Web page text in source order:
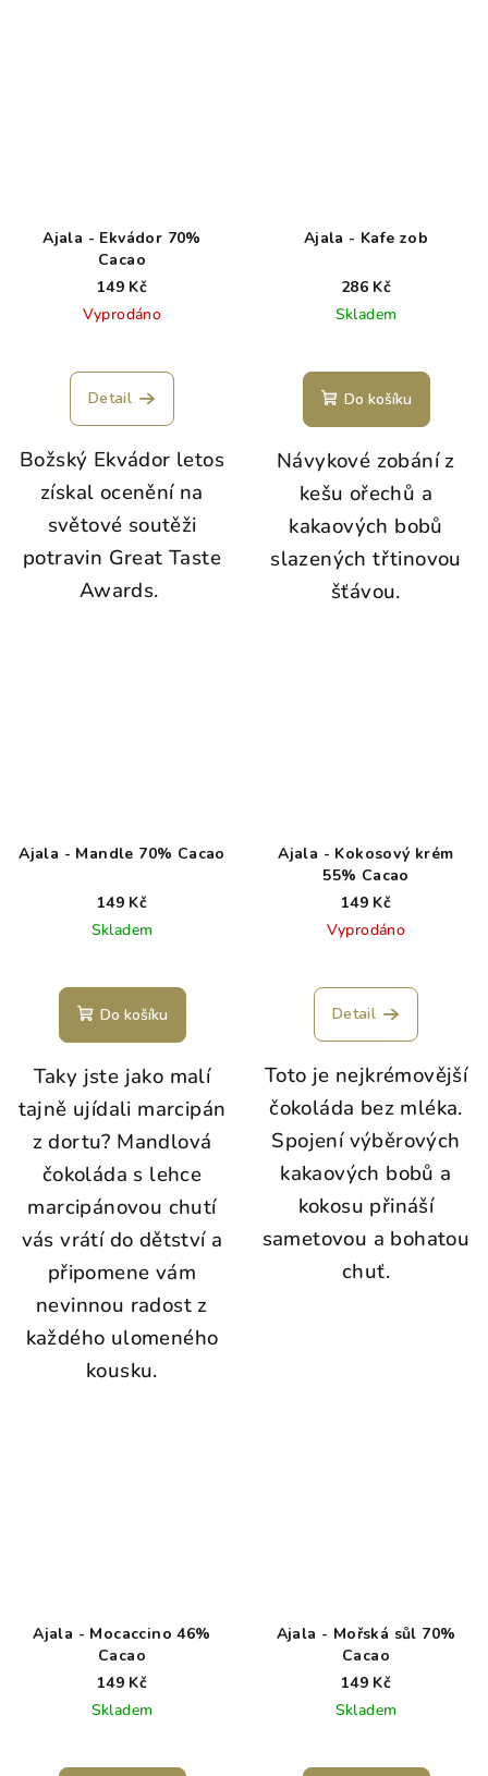
Ajala - Ekvádor 70%
Cacao
149 Kč
Vyprodáno
Detail
Božský Ekvádor letos
získal ocenění na
světové soutěži
potravin Great Taste
Awards.
Ajala - Kafe zob
286 Kč
Skladem
Do košíku
Návykové zobání z
kešu ořechů a
kakaových bobů
slazených třtinovou
šťávou.
Ajala - Mandle 70% Cacao
149 Kč
Skladem
Do košíku
Taky jste jako malí
tajně ujídali marcipán
z dortu? Mandlová
čokoláda s lehce
marcipánovou chutí
vás vrátí do dětství a
připomene vám
nevinnou radost z
každého ulomeného
kousku.
Ajala - Kokosový krém
55% Cacao
149 Kč
Vyprodáno
Detail
Toto je nejkrémovější
čokoláda bez mléka.
Spojení výběrových
kakaových bobů a
kokosu přináší
sametovou a bohatou
chuť.
Ajala - Mocaccino 46%
Cacao
149 Kč
Skladem
Ajala - Mořská sůl 70%
Cacao
149 Kč
Skladem